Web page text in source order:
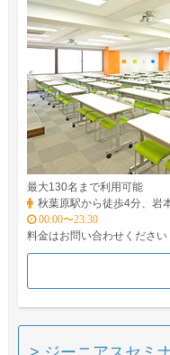
最大130名まで利用可能
秋葉原駅から徒歩4分、岩
00:00〜23:30
料金はお問い合わせください